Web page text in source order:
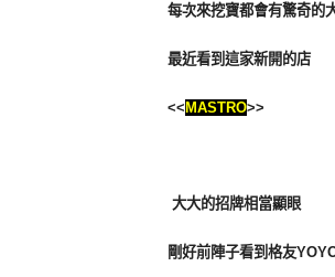
每次來挖寶都會有驚奇的
最近看到這家新開的店
<< MASTRO>>
大大的招牌相當顯眼
剛好前陣子看到格友